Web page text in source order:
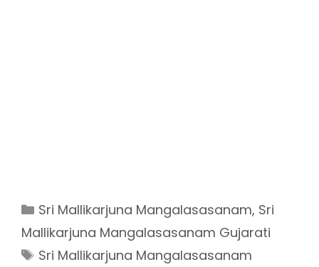
Categories
Sri Mallikarjuna Mangalasasanam, Sri
Mallikarjuna Mangalasasanam Gujarati
Tags
Sri Mallikarjuna Mangalasasanam